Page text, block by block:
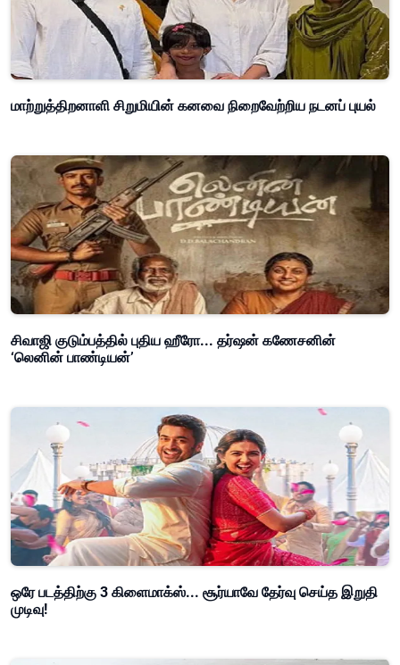
மாற்றுத்திறனாளி சிறுமியின் கனவை நிறைவேற்றிய நடனப் புயல்
சிவாஜி குடும்பத்தில் புதிய ஹீரோ... தர்ஷன் கணேசனின்
‘லெனின் பாண்டியன்’
ஒரே படத்திற்கு 3 கிளைமாக்ஸ்... சூர்யாவே தேர்வு செய்த இறுதி
முடிவு!